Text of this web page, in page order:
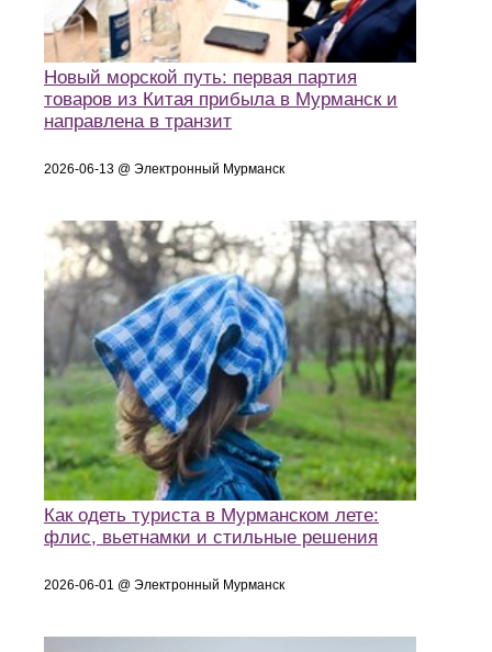
Новый морской путь: первая партия
товаров из Китая прибыла в Мурманск и
направлена в транзит
2026-06-13 @ Электронный Мурманск
Как одеть туриста в Мурманском лете:
флис, вьетнамки и стильные решения
2026-06-01 @ Электронный Мурманск